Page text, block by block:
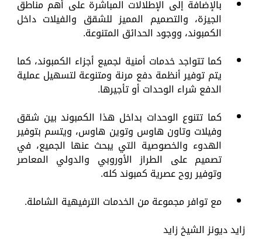
بالإضافة إلى الإطلالات المباشرة على أهم مناطق
الجيزة، والتصميم المميز للشقق والفيلات داخل
الكمبوند، ووجود الحدائق المتنوعة.
كما تتواجد خدمات أمنية لجميع أجزاء الكمبوند، كما
يتم توفير أنظمة دفع مرنة ومتنوعة لتسهيل عملية
الدفع شراء الوحدات أو تأجيرها.
كما تتنوع الوحدات بداخل هذا الكمبوند بين شقق
وفيلات وتاون هاوس وتوين هاوس، ويتسم بتوفير
الهدوء والخصوصية التي يبحث عنها الجميع، في
تصميم على الطراز الأوروبي والدولي المعاصر
وتوفير روح عصرية كمبوند كله.
مع توافر مجموعة من الخدمات الترفيهية الشاملة.
زايد ديونز الشيخ زايد